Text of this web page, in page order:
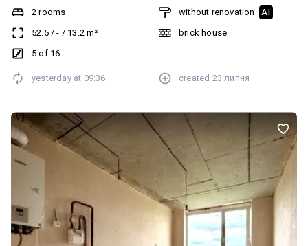
супермаркети, дитячий садочок, всі інфраструктура для
транспорту на Київ. Площа 52.5кв.м Поверх: 5/16 Наповнення:
без перестінок, без стяжки, без штукатурки Ціна 45000$
опалення: Власна котельня. Ремонт: Після будівельників.
Вивіз відходів, Електрика, Центральний водопровід
2 rooms
52.5/- / 13.2m²
5 of 16
without renovation AI
brick house
yesterday at 09:36 created 23 липня